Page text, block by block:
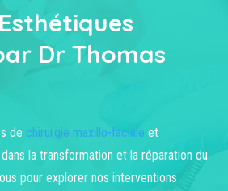
Dr Thomas
de chirurgie maxillo-faciale et
la transformation et la réparation du
pour explorer nos interventions